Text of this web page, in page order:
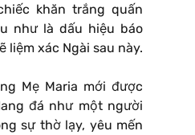
khăn trắng quấn
như là dấu hiệu báo
liệm xác Ngài sau này.
Mẹ Maria mới được
đá như một người
sự thờ lạy, yêu mến